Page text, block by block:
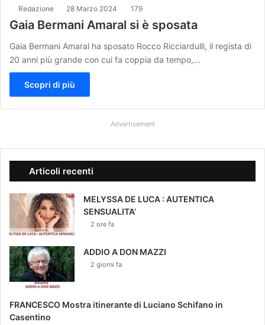
Redazione 28 Marzo 2024 179
Gaia Bermani Amaral si è sposata
Gaia Bermani Amaral ha sposato Rocco Ricciardulli, il regista di
20 anni più grande con cui fa coppia da tempo,…
Scopri di più
Advertisement
Articoli recenti
MELYSSA DE LUCA : AUTENTICA
SENSUALITA’
2 ore fa
ADDIO A DON MAZZI
2 giorni fa
FRANCESCO Mostra itinerante di Luciano Schifano in
Casentino